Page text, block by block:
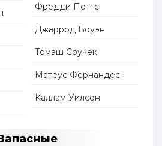
Фредди Поттс
Джаррод Боуэн
Томаш Соучек
Матеус Фернандес
Каллам Уилсон